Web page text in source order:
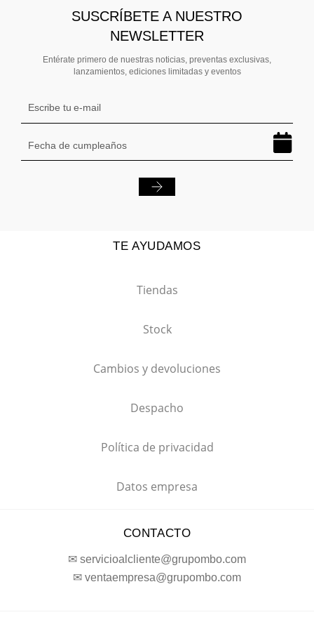
SUSCRÍBETE A NUESTRO
NEWSLETTER
Entérate primero de nuestras noticias, preventas exclusivas,
lanzamientos, ediciones limitadas y eventos
TE AYUDAMOS
Tiendas
Stock
Cambios y devoluciones
Despacho
Política de privacidad
Datos empresa
CONTACTO
✉ servicioalcliente@grupombo.com
✉ ventaempresa@grupombo.com